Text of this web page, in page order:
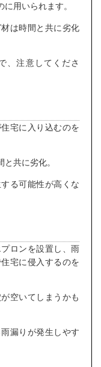
用いられます。
は時間と共に劣化
、注意してくださ
宅に入り込むのを
共に劣化。
る可能性が高くな
ロンを設置し、雨
宅に侵入するのを
空いてしまうかも
漏りが発生しやす